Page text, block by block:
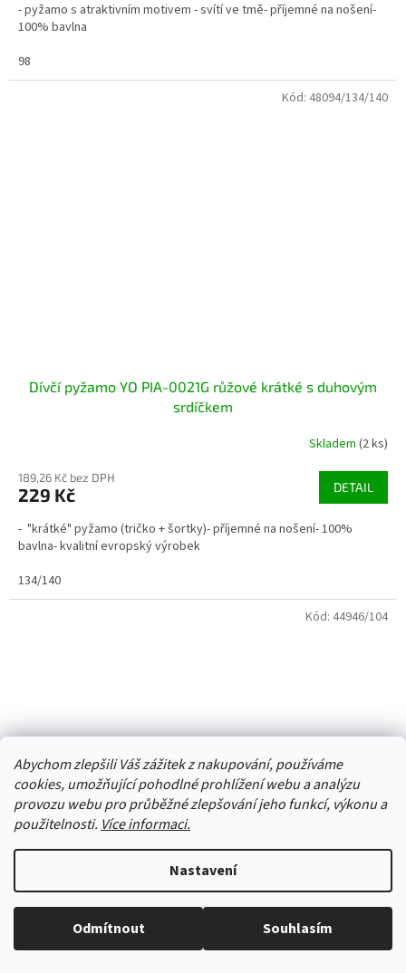
Abychom zlepšili Váš zážitek z nakupování, používáme
cookies, umožňující pohodlné prohlížení webu a analýzu
provozu webu pro průběžné zlepšování jeho funkcí, výkonu a
použitelnosti. Více informaci.
Nastavení
Odmítnout Souhlasím
- pyžamo s atraktivním motivem - svítí ve tmě- příjemné na nošení-
100% bavlna
98
Dívčí pyžamo YO PIA-0021G růžové krátké s duhovým
srdíčkem
Skladem (2 ks)
189,26 Kč bez DPH
229 Kč DETAIL
- "krátké" pyžamo (tričko + šortky)- příjemné na nošení- 100%
bavlna- kvalitní evropský výrobek
134/140
Kód: 48094/134/140
Pyžamo Kugo s jednorožcem svítí ve tmě lososové s
Kód: 44946/104